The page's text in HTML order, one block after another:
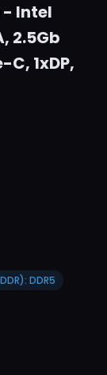
- Intel
2.5Gb
C, 1xDP,
DDR5